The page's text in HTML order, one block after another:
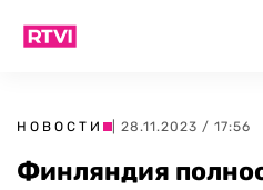
НОВОСТИ | 28.11.2023 / 17:56
Финляндия